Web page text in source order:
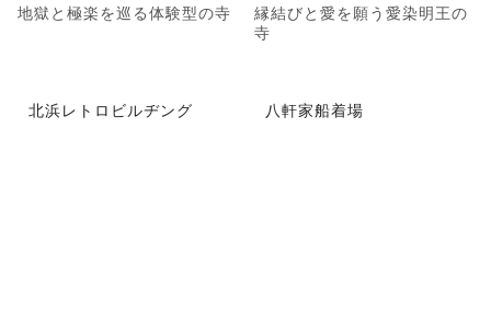
地獄と極楽を巡る体験型の寺
縁結びと愛を願う愛染明王の
寺
北浜レトロビルヂング 八軒家船着場